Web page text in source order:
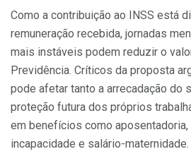
Como a contribuição ao INSS está
remuneração recebida, jornadas
mais instáveis podem reduzir o
Previdência. Críticos da proposta
pode afetar tanto a arrecadação do
proteção futura dos próprios
em benefícios como
incapacidade e salário-maternidade.